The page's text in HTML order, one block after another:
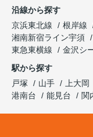
沿線から探す
京浜東北線
根岸線
湘南新宿ライン宇須
東急東横線
金沢シ
駅から探す
戸塚
山手 上大岡
港南台
能見台 関